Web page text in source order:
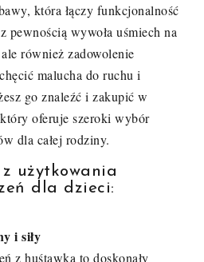
która łączy funkcjonalność
wywoła uśmiech na
również zadowolenie
malucha do ruchu i
go znaleźć i zakupić w
oferuje szeroki wybór
dla całej rodziny.
z użytkowania
dla dzieci:
i siły
z huśtawką to doskonały